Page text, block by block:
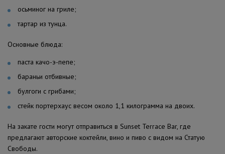
осьминог на гриле;
тартар из тунца.
Основные блюда:
паста качо-э-пепе;
бараньи отбивные;
булгоги с грибами;
стейк портерхаус весом около 1,1 килограмма на двоих.
На закате гости могут отправиться в Sunset Terrace Bar, где
предлагают авторские коктейли, вино и пиво с видом на Статую
Свободы.